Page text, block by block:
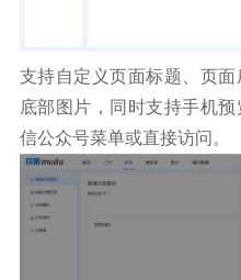
支持自定义页面标题、页面
底部图片，同时支持手机
信公众号菜单或直接访问。